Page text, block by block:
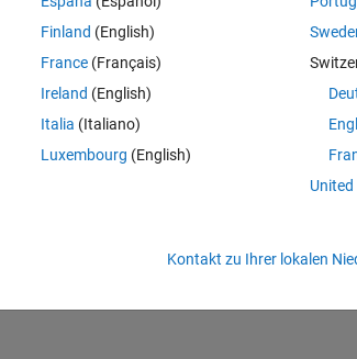
the code in between this happening but now I
Finland (English)
France (Français)
Ireland (English)
Italia (Italiano)
Luxembourg (English)
Kontakt zu Ihrer lokalen